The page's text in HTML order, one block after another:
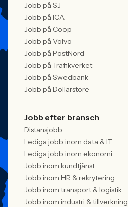
Jobb på SJ
Jobb på ICA
Jobb på Coop
Jobb på Volvo
Jobb på PostNord
Jobb på Trafikverket
Jobb på Swedbank
Jobb på Dollarstore
Jobb efter bransch
Distansjobb
Lediga jobb inom data & IT
Lediga jobb inom ekonomi
Jobb inom kundtjänst
Jobb inom HR & rekrytering
Jobb inom transport & logistik
Jobb inom industri & tillverkning